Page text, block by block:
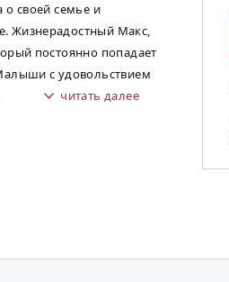
о своей семье и
Жизнерадостный Макс,
постоянно попадает
с удовольствием
читать далее